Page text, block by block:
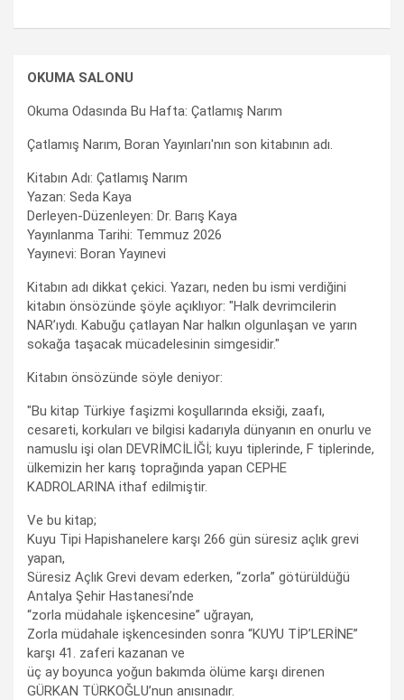
OKUMA SALONU
Okuma Odasında Bu Hafta: Çatlamış Narım
Çatlamış Narım, Boran Yayınları'nın son kitabının adı.
Kitabın Adı: Çatlamış Narım
Yazan: Seda Kaya
Derleyen-Düzenleyen: Dr. Barış Kaya
Yayınlanma Tarihi: Temmuz 2026
Yayınevi: Boran Yayınevi
Kitabın adı dikkat çekici. Yazarı, neden bu ismi verdiğini
kitabın önsözünde şöyle açıklıyor: "Halk devrimcilerin
NAR’ıydı. Kabuğu çatlayan Nar halkın olgunlaşan ve yarın
sokağa taşacak mücadelesinin simgesidir."
Kitabın önsözünde söyle deniyor:
"Bu kitap Türkiye faşizmi koşullarında eksiği, zaafı,
cesareti, korkuları ve bilgisi kadarıyla dünyanın en onurlu ve
namuslu işi olan DEVRİMCİLİĞİ; kuyu tiplerinde, F tiplerinde,
ülkemizin her karış toprağında yapan CEPHE
KADROLARINA ithaf edilmiştir.
Ve bu kitap;
Kuyu Tipi Hapishanelere karşı 266 gün süresiz açlık grevi
yapan,
Süresiz Açlık Grevi devam ederken, “zorla” götürüldüğü
Antalya Şehir Hastanesi’nde
“zorla müdahale işkencesine” uğrayan,
Zorla müdahale işkencesinden sonra “KUYU TİP’LERİNE”
karşı 41. zaferi kazanan ve
üç ay boyunca yoğun bakımda ölüme karşı direnen
GÜRKAN TÜRKOĞLU’nun anısınadır.